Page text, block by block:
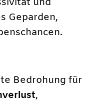
Geparden,
Bedrohung für
,